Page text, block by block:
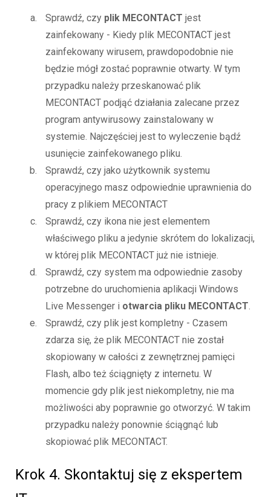
Sprawdź, czy plik MECONTACT jest
zainfekowany - Kiedy plik MECONTACT jest
zainfekowany wirusem, prawdopodobnie nie
będzie mógł zostać poprawnie otwarty. W tym
przypadku należy przeskanować plik
MECONTACT podjąć działania zalecane przez
program antywirusowy zainstalowany w
systemie. Najczęściej jest to wyleczenie bądź
usunięcie zainfekowanego pliku.
Sprawdź, czy jako użytkownik systemu
operacyjnego masz odpowiednie uprawnienia do
pracy z plikiem MECONTACT
Sprawdź, czy ikona nie jest elementem
właściwego pliku a jedynie skrótem do lokalizacji,
w której plik MECONTACT już nie istnieje.
Sprawdź, czy system ma odpowiednie zasoby
potrzebne do uruchomienia aplikacji Windows
Live Messenger i otwarcia pliku MECONTACT.
Sprawdź, czy plik jest kompletny - Czasem
zdarza się, że plik MECONTACT nie został
skopiowany w całości z zewnętrznej pamięci
Flash, albo też ściągnięty z internetu. W
momencie gdy plik jest niekompletny, nie ma
możliwości aby poprawnie go otworzyć. W takim
przypadku należy ponownie ściągnąć lub
skopiować plik MECONTACT.
Krok 4. Skontaktuj się z ekspertem